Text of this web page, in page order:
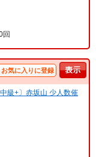
回
お気に入りに登録
級+〕赤坂山 少人数催